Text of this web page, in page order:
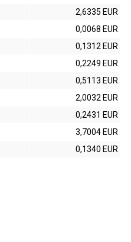
2,6335 EUR
0,0068 EUR
0,1312 EUR
0,2249 EUR
0,5113 EUR
2,0032 EUR
0,2431 EUR
3,7004 EUR
0,1340 EUR